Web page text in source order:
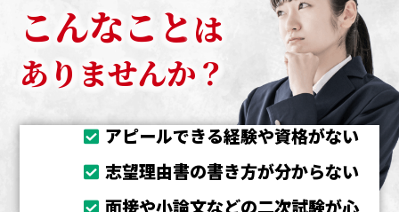
こんなことは
ありませんか？
アピールできる経験や資格がない
志望理由書の書き方が分からない
面接や小論文などの二次試験が心